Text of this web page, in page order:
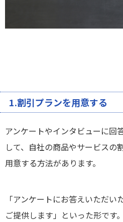
1.割引プランを用意する
アンケートやインタビューに回
して、自社の商品やサービスの
用意する方法があります。
「アンケートにお答えいただ
ご提供します」といった形です